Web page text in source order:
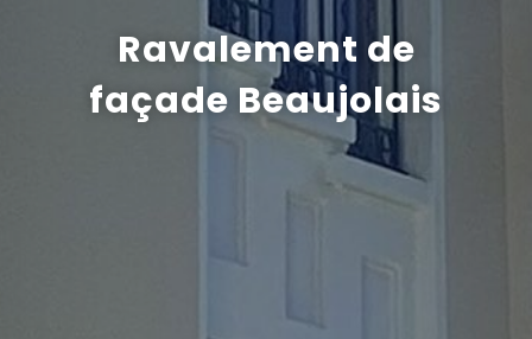
Générations Façades s’engage
RecrutementRavalement de
façade Beaujolais